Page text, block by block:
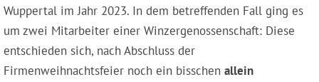
Wuppertal im Jahr 2023. In dem betreffenden Fall ging es
um zwei Mitarbeiter einer Winzergenossenschaft: Diese
entschieden sich, nach Abschluss der
Firmenweihnachtsfeier noch ein bisschen allein